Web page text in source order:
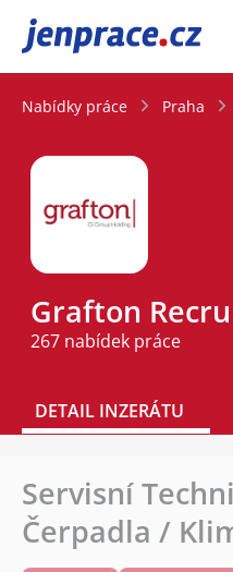
JenPráce.cz
Nabídky práce Praha
Grafton
267 nabídek práce
DETAIL INZERÁTU
Servisní
Čerpadla /